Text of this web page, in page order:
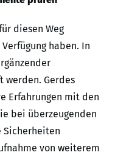
diesen Weg
haben. In
werden. Gerdes
Erfahrungen mit den
bei überzeugenden
Sicherheiten
von weiterem